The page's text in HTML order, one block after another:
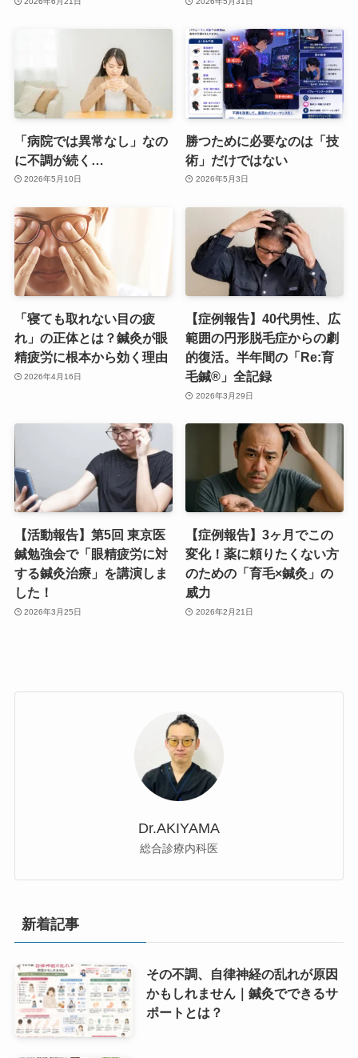
「病院では異常なし」なの
に不調が続く…
2026年5月10日
勝つために必要なのは「技
術」だけではない
2026年5月3日
「寝ても取れない目の疲
れ」の正体とは？鍼灸が眼
精疲労に根本から効く理由
2026年4月16日
【症例報告】40代男性、広
範囲の円形脱毛症からの劇
的復活。半年間の「Re:育
毛鍼®」全記録
2026年3月29日
【活動報告】第5回 東京医
鍼勉強会で「眼精疲労に対
する鍼灸治療」を講演しま
した！
2026年3月25日
【症例報告】3ヶ月でこの
変化！薬に頼りたくない方
のための「育毛×鍼灸」の
威力
2026年2月21日
Dr.AKIYAMA
総合診療内科医
新着記事
その不調、自律神経の乱れが原因
かもしれません｜鍼灸でできるサ
ポートとは？